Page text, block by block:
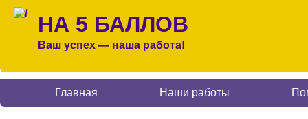
НА 5 БАЛЛОВ
Ваш успех — наша работа!
Главная Наши работы